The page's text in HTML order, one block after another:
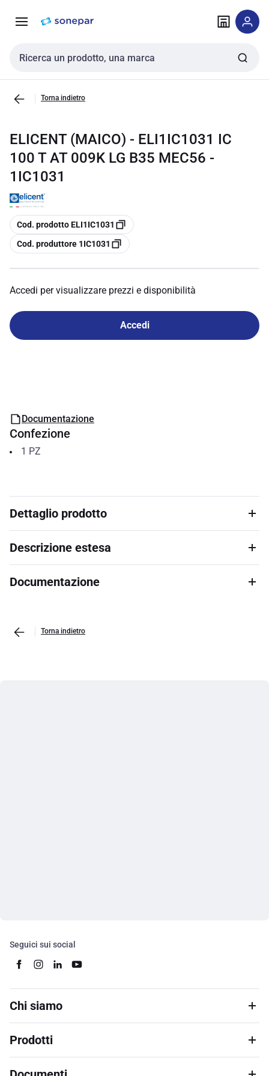
navigazione alla
Cerca input
Torna indietro
ELICENT (MAICO) - ELI1IC1031 IC
100 T AT 009K LG B35 MEC56 -
1IC1031
copia
Cod. prodotto ELI1IC1031
copia
Cod. produttore 1IC1031
Accedi per visualizzare prezzi e disponibilità
Accedi
Documentazione
Confezione
1 PZ
Dettaglio prodotto
Descrizione estesa
Documentazione
Torna indietro
Seguici sui social
Chi siamo
Prodotti